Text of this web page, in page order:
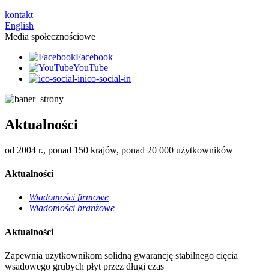
kontakt
English
Media społecznościowe
Facebook
YouTube
ico-social-in
Aktualności
od 2004 r., ponad 150 krajów, ponad 20 000 użytkowników
Aktualności
Wiadomości firmowe
Wiadomości branżowe
Aktualności
Zapewnia użytkownikom solidną gwarancję stabilnego cięcia
wsadowego grubych płyt przez długi czas